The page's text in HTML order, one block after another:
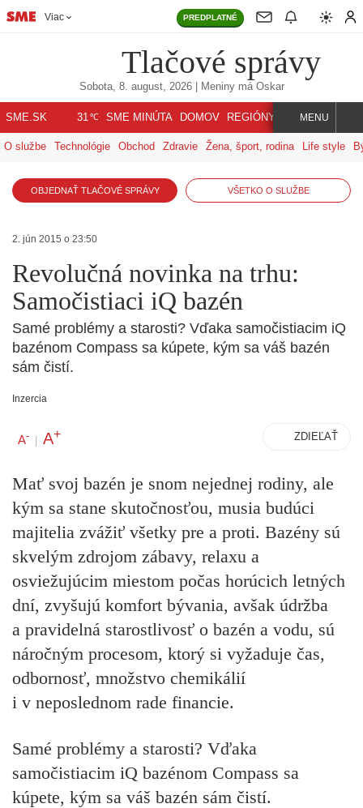
Viac PREDPLATNÉ
Tlačové správy
Sobota, 8. august, 2026| Meniny má Oskar
SME.SK 31℃ SME MINÚTA DOMOV REGIÓNY INDEX SVET
MENU
O službe Technológie Obchod Zdravie Žena, šport, rodina Life style
OBJEDNAŤ TLAČOVÉ SPRÁVY VŠETKO O SLUŽBE
2. jún 2015 o 23:50
Revolučná novinka na trhu:
Samočistiaci iQ bazén
Samé problémy a starosti? Vďaka samočistiacim iQ
bazénom Compass sa kúpete, kým sa váš bazén
sám čistí.
Inzercia
A- | A+ ZDIEĽAŤ
Mať svoj bazén je snom nejednej rodiny, ale
kým sa stane skutočnosťou, musia budúci
majitelia zvážiť všetky pre a proti. Bazény sú
skvelým zdrojom zábavy, relaxu a
osviežujúcim miestom počas horúcich letných
dní, zvyšujú komfort bývania, avšak údržba
a pravidelná starostlivosť o bazén a vodu, sú
náročným procesom, ktorý si vyžaduje čas,
odbornosť, množstvo chemikálií
i v neposlednom rade financie.
Samé problémy a starosti? Vďaka
samočistiacim iQ bazénom Compass sa
kúpete, kým sa váš bazén sám čistí.